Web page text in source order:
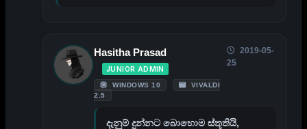
Hasitha Prasad
JUNIOR ADMIN
WINDOWS 10
VIVALDI
2.5
2019-05-
25
දැනුම් දුන්නට බොහොම ස්තූතියි,